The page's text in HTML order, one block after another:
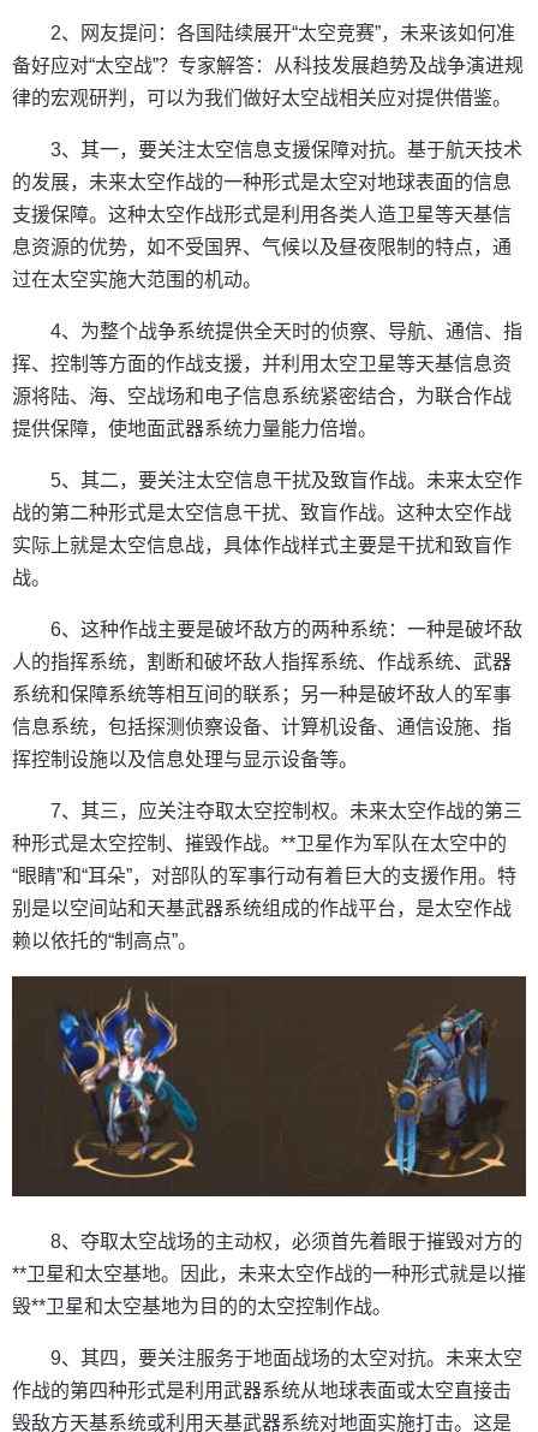
2、网友提问：各国陆续展开“太空竞赛”，未来该如何准
备好应对“太空战”？专家解答：从科技发展趋势及战争演进规
律的宏观研判，可以为我们做好太空战相关应对提供借鉴。
3、其一，要关注太空信息支援保障对抗。基于航天技术
的发展，未来太空作战的一种形式是太空对地球表面的信息
支援保障。这种太空作战形式是利用各类人造卫星等天基信
息资源的优势，如不受国界、气候以及昼夜限制的特点，通
过在太空实施大范围的机动。
4、为整个战争系统提供全天时的侦察、导航、通信、指
挥、控制等方面的作战支援，并利用太空卫星等天基信息资
源将陆、海、空战场和电子信息系统紧密结合，为联合作战
提供保障，使地面武器系统力量能力倍增。
5、其二，要关注太空信息干扰及致盲作战。未来太空作
战的第二种形式是太空信息干扰、致盲作战。这种太空作战
实际上就是太空信息战，具体作战样式主要是干扰和致盲作
战。
6、这种作战主要是破坏敌方的两种系统：一种是破坏敌
人的指挥系统，割断和破坏敌人指挥系统、作战系统、武器
系统和保障系统等相互间的联系；另一种是破坏敌人的军事
信息系统，包括探测侦察设备、计算机设备、通信设施、指
挥控制设施以及信息处理与显示设备等。
7、其三，应关注夺取太空控制权。未来太空作战的第三
种形式是太空控制、摧毁作战。**卫星作为军队在太空中的
“眼睛”和“耳朵”，对部队的军事行动有着巨大的支援作用。特
别是以空间站和天基武器系统组成的作战平台，是太空作战
赖以依托的“制高点”。
8、夺取太空战场的主动权，必须首先着眼于摧毁对方的
**卫星和太空基地。因此，未来太空作战的一种形式就是以摧
毁**卫星和太空基地为目的的太空控制作战。
9、其四，要关注服务于地面战场的太空对抗。未来太空
作战的第四种形式是利用武器系统从地球表面或太空直接击
毁敌方天基系统或利用天基武器系统对地面实施打击。这是